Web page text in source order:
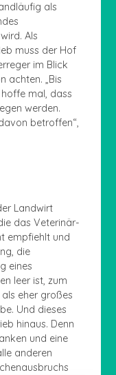
als
Als
muss der Hof
im Blick
achten. „Bis
mal, dass
werden.
betroffen“,
Landwirt
das Veterinär-
empfiehlt und
die
eines
leer ist, zum
eher großes
Und dieses
hinaus. Denn
und eine
anderen